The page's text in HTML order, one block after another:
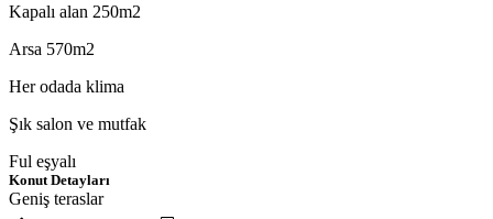
Kapalı alan 250m2
Arsa 570m2
Her odada klima
Şık salon ve mutfak
Ful eşyalı
Geniş teraslar
Konut Detayları